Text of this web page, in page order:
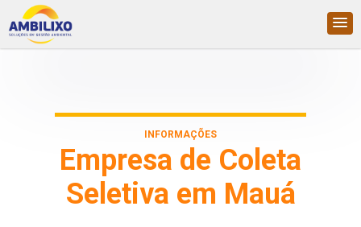
INFORMAÇÕES
Empresa de Coleta
Seletiva em Mauá